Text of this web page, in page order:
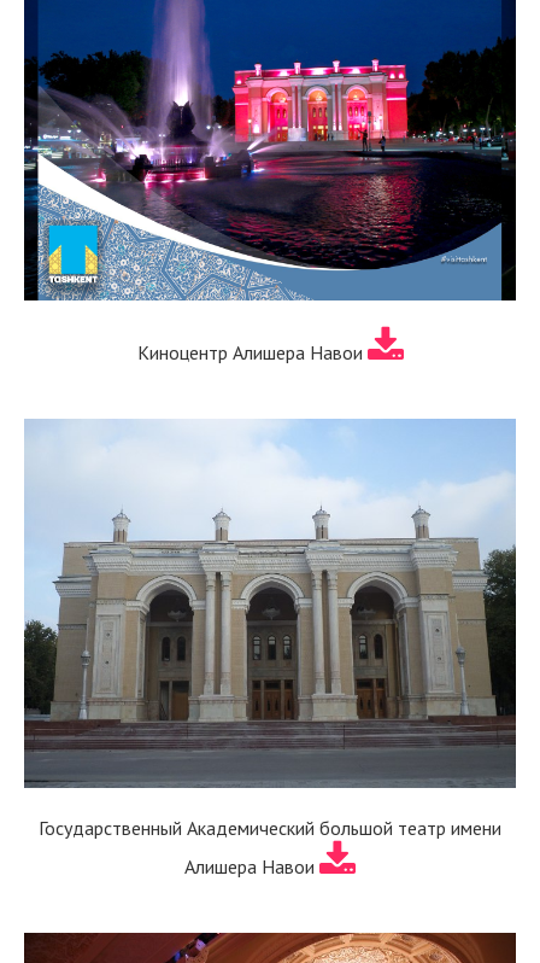
Киноцентр Алишера Навои
Государственный Академический большой театр имени
Алишера Навои